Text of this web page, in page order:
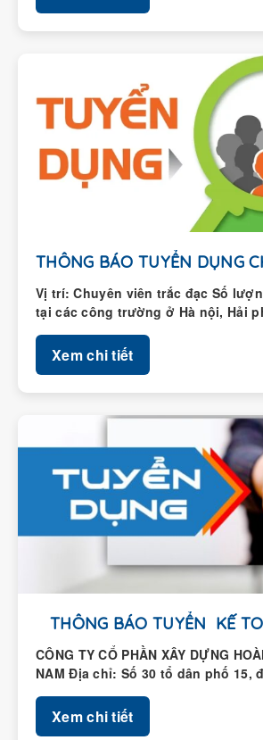
Vị trí: Chuyên viên trắc đạc Số
tại các công trường ở Hà nội, Hải
Xem chi tiết
THÔNG BÁO TUYỂN KẾ
CÔNG TY CỔ PHẦN XÂY DỰNG
NAM Địa chỉ: Số 30 tổ dân phố 15,
Xem chi tiết